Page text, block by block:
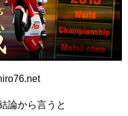
論から言うと